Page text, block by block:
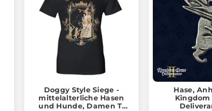
Doggy Style Siege -
mittelalterliche Hasen
und Hunde, Damen T-
Hase,
Kingdom